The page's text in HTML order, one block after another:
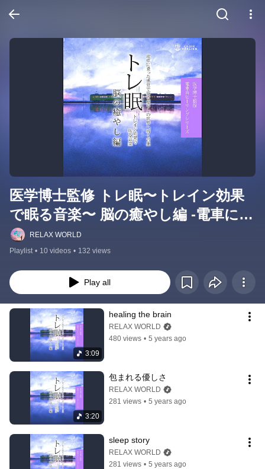
医学博士監修 トレ眠〜トレイン効果
で眠る音楽〜 脳の癒やし編 -電車に乗
った感覚で脳を癒やしの世界へ導く
音楽
RELAX WORLD
Playlist • 10 videos • 132 views
Play all
3:09
healing the brain
RELAX WORLD
480 views • 5 years ago
3:20
包まれる優しさ
RELAX WORLD
281 views • 5 years ago
sleep story
RELAX WORLD
281 views • 5 years ago